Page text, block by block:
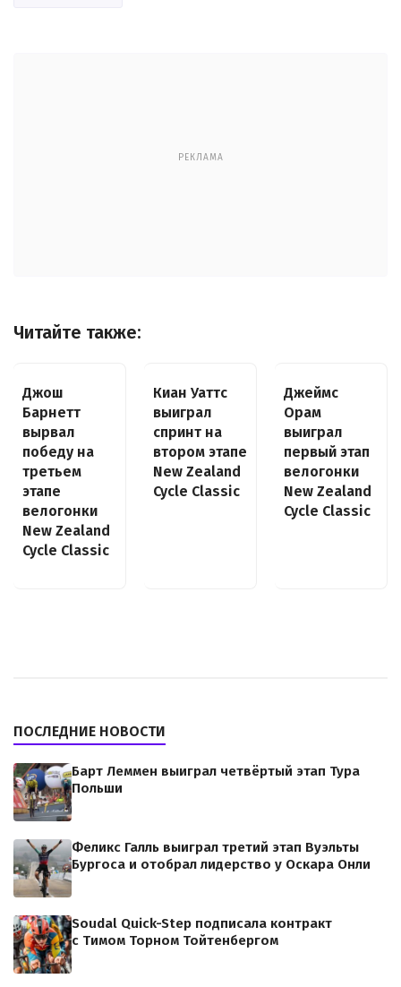
РЕКЛАМА
Читайте также:
Джош
Барнетт
вырвал
победу на
третьем
этапе
велогонки
New Zealand
Cycle Classic
Киан Уаттс
выиграл
спринт на
втором этапе
New Zealand
Cycle Classic
Джеймс
Орам
выиграл
первый этап
велогонки
New Zealand
Cycle Classic
ПОСЛЕДНИЕ НОВОСТИ
Барт Леммен выиграл четвёртый этап Тура
Польши
Феликс Галль выиграл третий этап Вуэльты
Бургоса и отобрал лидерство у Оскара Онли
Soudal Quick-Step подписала контракт
с Тимом Торном Тойтенбергом